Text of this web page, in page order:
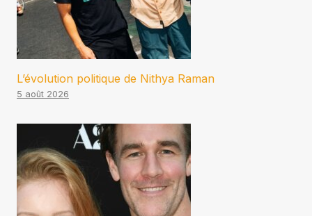
L’évolution politique de Nithya Raman
5 août 2026